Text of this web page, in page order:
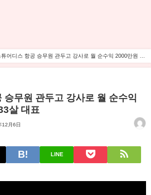
튜어디스 항공 승무원 관두고 강사로 월 순수익 2000만원 버
승무원 관두고 강사로 월 순수익
살 대표
12月6日
LINE